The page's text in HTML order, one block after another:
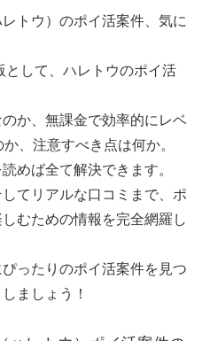
トウ）のポイ活案件、気に
として、ハレトウのポイ活
か、無課金で効率的にレベ
、注意すべき点は何か。
めば全て解決できます。
てリアルな口コミまで、ポ
むための情報を完全網羅し
ったりのポイ活案件を見つ
ましょう！